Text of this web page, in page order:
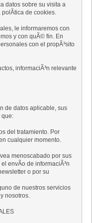
datos sobre su visita a
de cookies.
le informaremos con
y con quÃ© fin. En
con el propÃ³sito
informaciÃ³n relevante
de datos aplicable, sus
que:
del tratamiento. Por
cualquier momento.
menoscabado por sus
envÃ­o de informaciÃ³n
o por su
de nuestros servicios
nosotros.